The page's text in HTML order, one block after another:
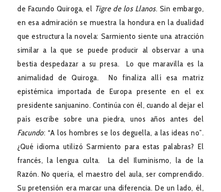
de Facundo Quiroga, el Tigre de los Llanos. Sin embargo,
en esa admiración se muestra la hondura en la dualidad
que estructura la novela: Sarmiento siente una atracción
similar a la que se puede producir al observar a una
bestia despedazar a su presa. Lo que maravilla es la
animalidad de Quiroga. No finaliza allí esa matriz
epistémica importada de Europa presente en el ex
presidente sanjuanino. Continúa con él, cuando al dejar el
país escribe sobre una piedra, unos años antes del
Facundo: “A los hombres se los deguella, a las ideas no”.
¿Qué idioma utilizó Sarmiento para estas palabras? El
francés, la lengua culta. La del Iluminismo, la de la
Razón. No quería, el maestro del aula, ser comprendido.
Su pretensión era marcar una diferencia. De un lado, él,